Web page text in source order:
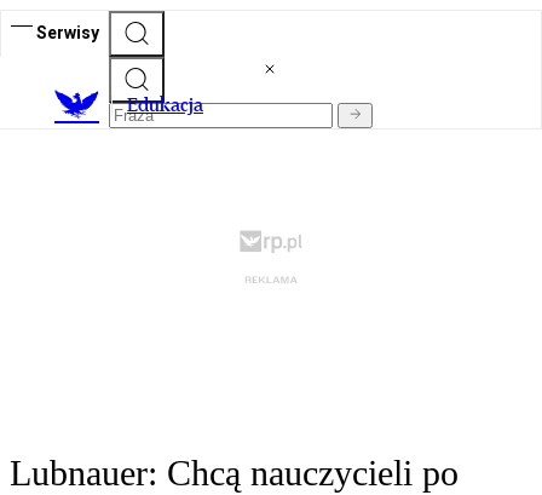
Serwisy
Edukacja
Lubnauer: Chcą nauczycieli po